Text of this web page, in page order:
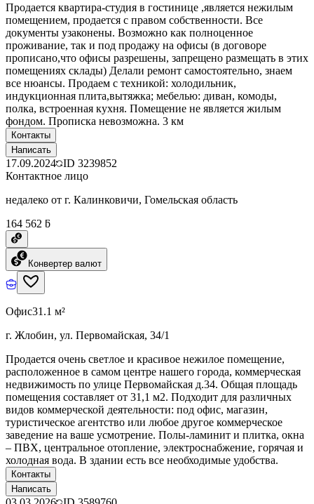
Продается квартира-студия в гостинице ,является нежилым
помещением, продается с правом собственности. Все
документы узаконены. Возможно как полноценное
проживание, так и под продажу на офисы (в договоре
прописано,что офисы разрешены, запрещено размещать в этих
помещениях склады) Делали ремонт самостоятельно, знаем
все нюансы. Продаем с техникой: холодильник,
индукционная плита,вытяжка; мебелью: диван, комоды,
полка, встроенная кухня. Помещение не является жилым
фондом. Прописка невозможна. 3 км
Контакты
Написать
17.09.2024 ID 3239852
Контактное лицо
недалеко от г. Калинковичи, Гомельская область
164 562 ƃ
Конвертер валют
Офис31.1 м²
г. Жлобин, ул. Первомайская, 34/1
Продается очень светлое и красивое нежилое помещение,
расположенное в самом центре нашего города, коммерческая
недвижимость по улице Первомайская д.34. Общая площадь
помещения составляет от 31,1 м2. Подходит для различных
видов коммерческой деятельности: под офис, магазин,
туристическое агентство или любое другое коммерческое
заведение на ваше усмотрение. Полы-ламинит и плитка, окна
– ПВХ, центральное отопление, электроснабжение, горячая и
холодная вода. В здании есть все необходимые удобства.
Контакты
Написать